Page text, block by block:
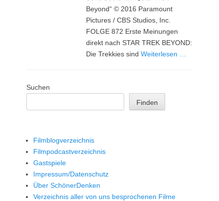
Beyond“ © 2016 Paramount
Pictures / CBS Studios, Inc.
FOLGE 872 Erste Meinungen
direkt nach STAR TREK BEYOND:
Die Trekkies sindWeiterlesen …
Suchen
Finden
Filmblogverzeichnis
Filmpodcastverzeichnis
Gastspiele
Impressum/Datenschutz
Über SchönerDenken
Verzeichnis aller von uns besprochenen Filme